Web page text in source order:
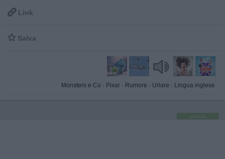
 Link
 Salva
Monsters e Co · Pixar · Rumore · Urlare · Lingua inglese
pubblicità